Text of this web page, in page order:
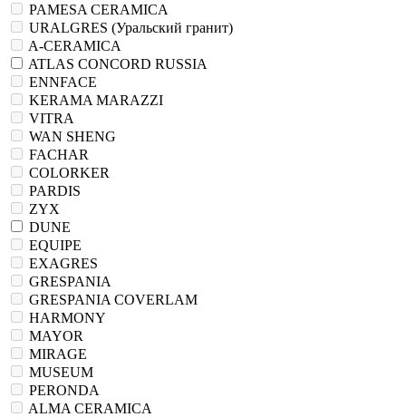
PAMESA CERAMICA
URALGRES (Уральский гранит)
A-CERAMICA
ATLAS CONCORD RUSSIA
ENNFACE
KERAMA MARAZZI
VITRA
WAN SHENG
FACHAR
COLORKER
PARDIS
ZYX
DUNE
EQUIPE
EXAGRES
GRESPANIA
GRESPANIA COVERLAM
HARMONY
MAYOR
MIRAGE
MUSEUM
PERONDA
ALMA CERAMICA